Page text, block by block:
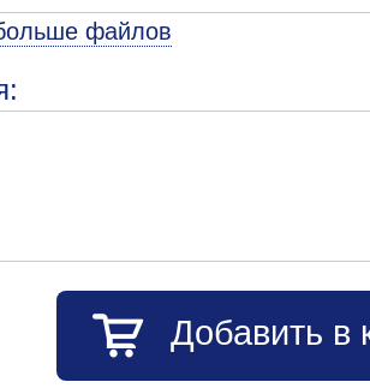
файлов
Добавить в